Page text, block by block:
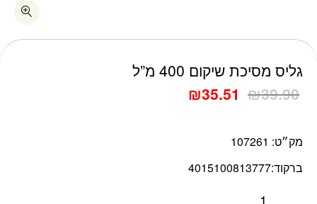
גליס מסיכת שיקום 400 מ”ל
₪39.90
₪35.51
מק״ט: 107261
ברקוד:4015100813777
כמות גליס מסיכת שיקום 400 מ"ל